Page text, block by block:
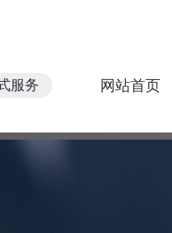
服务 网站首页